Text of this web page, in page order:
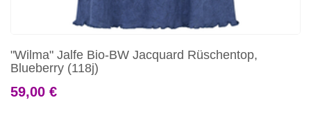
"Wilma" Jalfe Bio-BW Jacquard Rüschentop,
Blueberry (118j)
59,00 €